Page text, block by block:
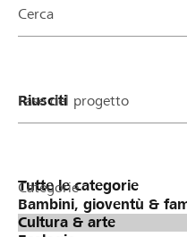
della
Cerca
Fase del progetto
Categorie